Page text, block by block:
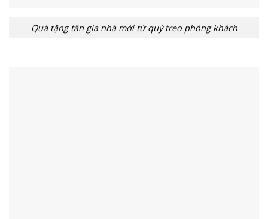
Quà tặng tân gia nhà mới tứ quý treo phòng khách